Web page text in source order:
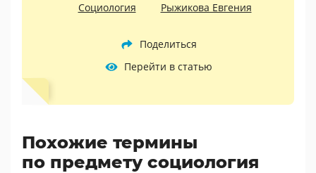
Социология
Рыжикова Евгения
Поделиться
Перейти в статью
Похожие термины
по предмету социология